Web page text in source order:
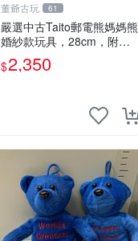
董爺古玩 61
嚴選中古Taito郵電熊媽媽熊
婚紗款玩具，28cm，附原
盒，保存極佳實拍，婚紗細
節清晰可見，偶像收藏推薦
$2,350